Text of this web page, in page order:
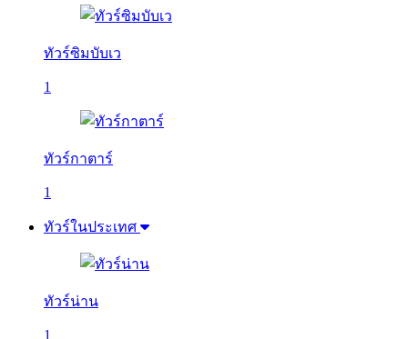
ทัวร์ซิมบับเว
1
ทัวร์กาตาร์
1
ทัวร์ในประเทศ
ทัวร์น่าน
1